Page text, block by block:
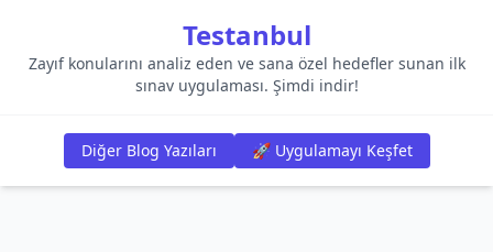
Testanbul
Zayıf konularını analiz eden ve sana özel hedefler sunan ilk
sınav uygulaması. Şimdi indir!
Diğer Blog Yazıları 🚀 Uygulamayı Keşfet